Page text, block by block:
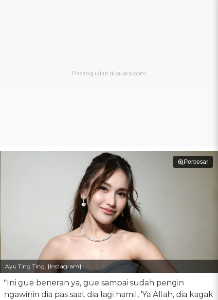
Perbesar
Ayu Ting Ting. [Instagram]
"Ini gue beneran ya, gue sampai sudah pengin
ngawinin dia pas saat dia lagi hamil, 'Ya Allah, dia kagak